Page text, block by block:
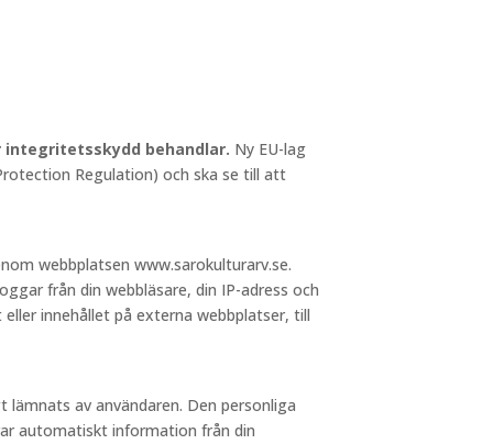
behandlar. Ny EU-lag
Regulation) och ska se till att
webbplatsen www.sarokulturarv.se.
från din webbläsare, din IP-adress och
innehållet på externa webbplatser, till
av användaren. Den personliga
automatiskt information från din